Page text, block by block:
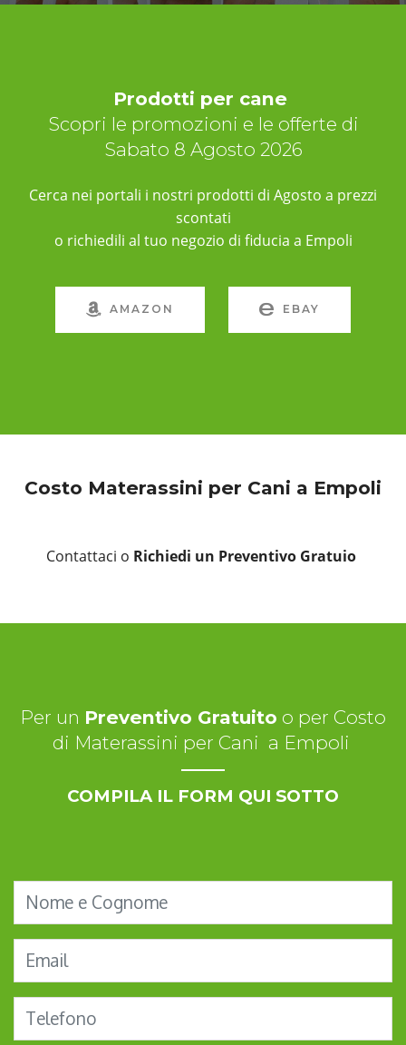
Prodotti per cane
Scopri le promozioni e le offerte di
Sabato 8 Agosto 2026
Cerca nei portali i nostri prodotti di Agosto a prezzi
scontati
o richiedili al tuo negozio di fiducia a Empoli
AMAZON EBAY
Costo Materassini per Cani a Empoli
Contattaci o Richiedi un Preventivo Gratuio
Per un Preventivo Gratuito o per Costo
di Materassini per Cani a Empoli
COMPILA IL FORM QUI SOTTO